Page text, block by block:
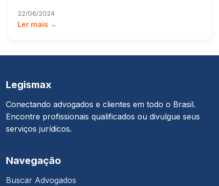
22/06/2024
Ler mais →
Legismax
Conectando advogados e clientes em todo o Brasil.
Encontre profissionais qualificados ou divulgue seus
serviços jurídicos.
Navegação
Buscar Advogados